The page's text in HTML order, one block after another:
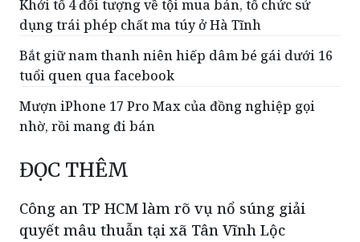
Khởi tố bị can Nguyễn Anh Đức về tội 'Xâm phạm
quyền tác giả, quyền liên quan'
Khởi tố 4 đối tượng về tội mua bán, tổ chức sử
dụng trái phép chất ma túy ở Hà Tĩnh
Bắt giữ nam thanh niên hiếp dâm bé gái dưới 16
tuổi quen qua facebook
Mượn iPhone 17 Pro Max của đồng nghiệp gọi
nhờ, rồi mang đi bán
ĐỌC THÊM